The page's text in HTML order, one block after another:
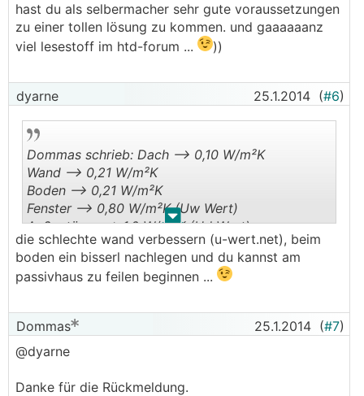
hast du als selbermacher sehr gute voraussetzungen
zu einer tollen lösung zu kommen. und gaaaaaanz
viel lesestoff im htd-forum ...
))
dyarne 25.1.2014 (#6)
. .
Dommas schrieb: Dach --> 0,10 W/m²K
Wand --> 0,21 W/m²K
Boden --> 0,21 W/m²K
Fenster --> 0,80 W/m²K (Uw Wert)
Außentüren --> 1,0 W/m²K (Ud Wert)
die schlechte wand verbessern (u-wert.net), beim
boden ein bisserl nachlegen und du kannst am
passivhaus zu feilen beginnen ...
Dommas 25.1.2014 (#7)
@dyarne
Danke für die Rückmeldung.